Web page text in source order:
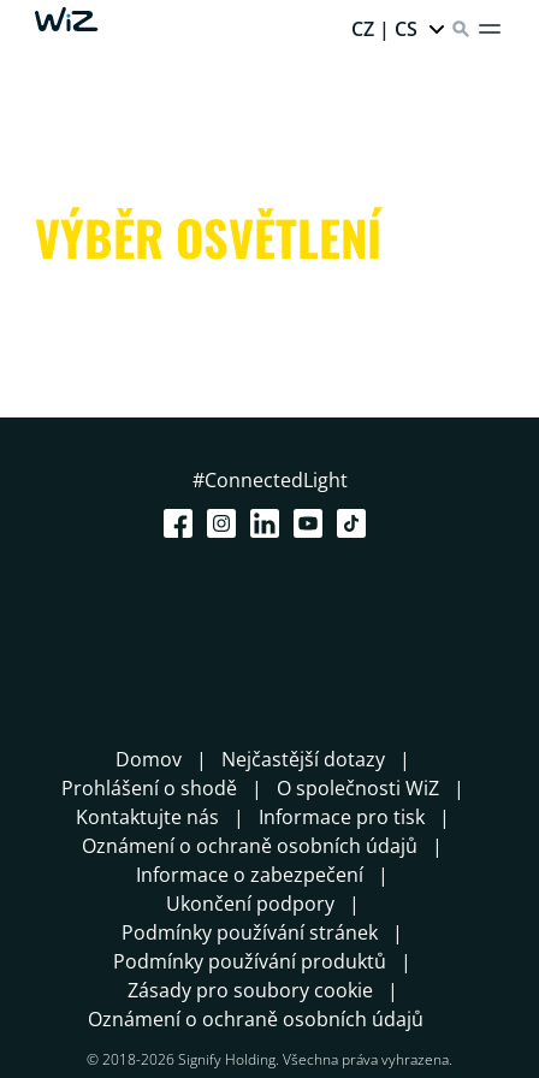
CZ | CS
VÝBĚR OSVĚTLENÍ
#ConnectedLight
Domov
Nejčastější dotazy
Prohlášení o shodě
O společnosti WiZ
Kontaktujte nás
Informace pro tisk
Oznámení o ochraně osobních údajů
Informace o zabezpečení
Ukončení podpory
Podmínky používání stránek
Podmínky používání produktů
Zásady pro soubory cookie
Oznámení o ochraně osobních údajů
© 2018-2026 Signify Holding. Všechna práva vyhrazena.